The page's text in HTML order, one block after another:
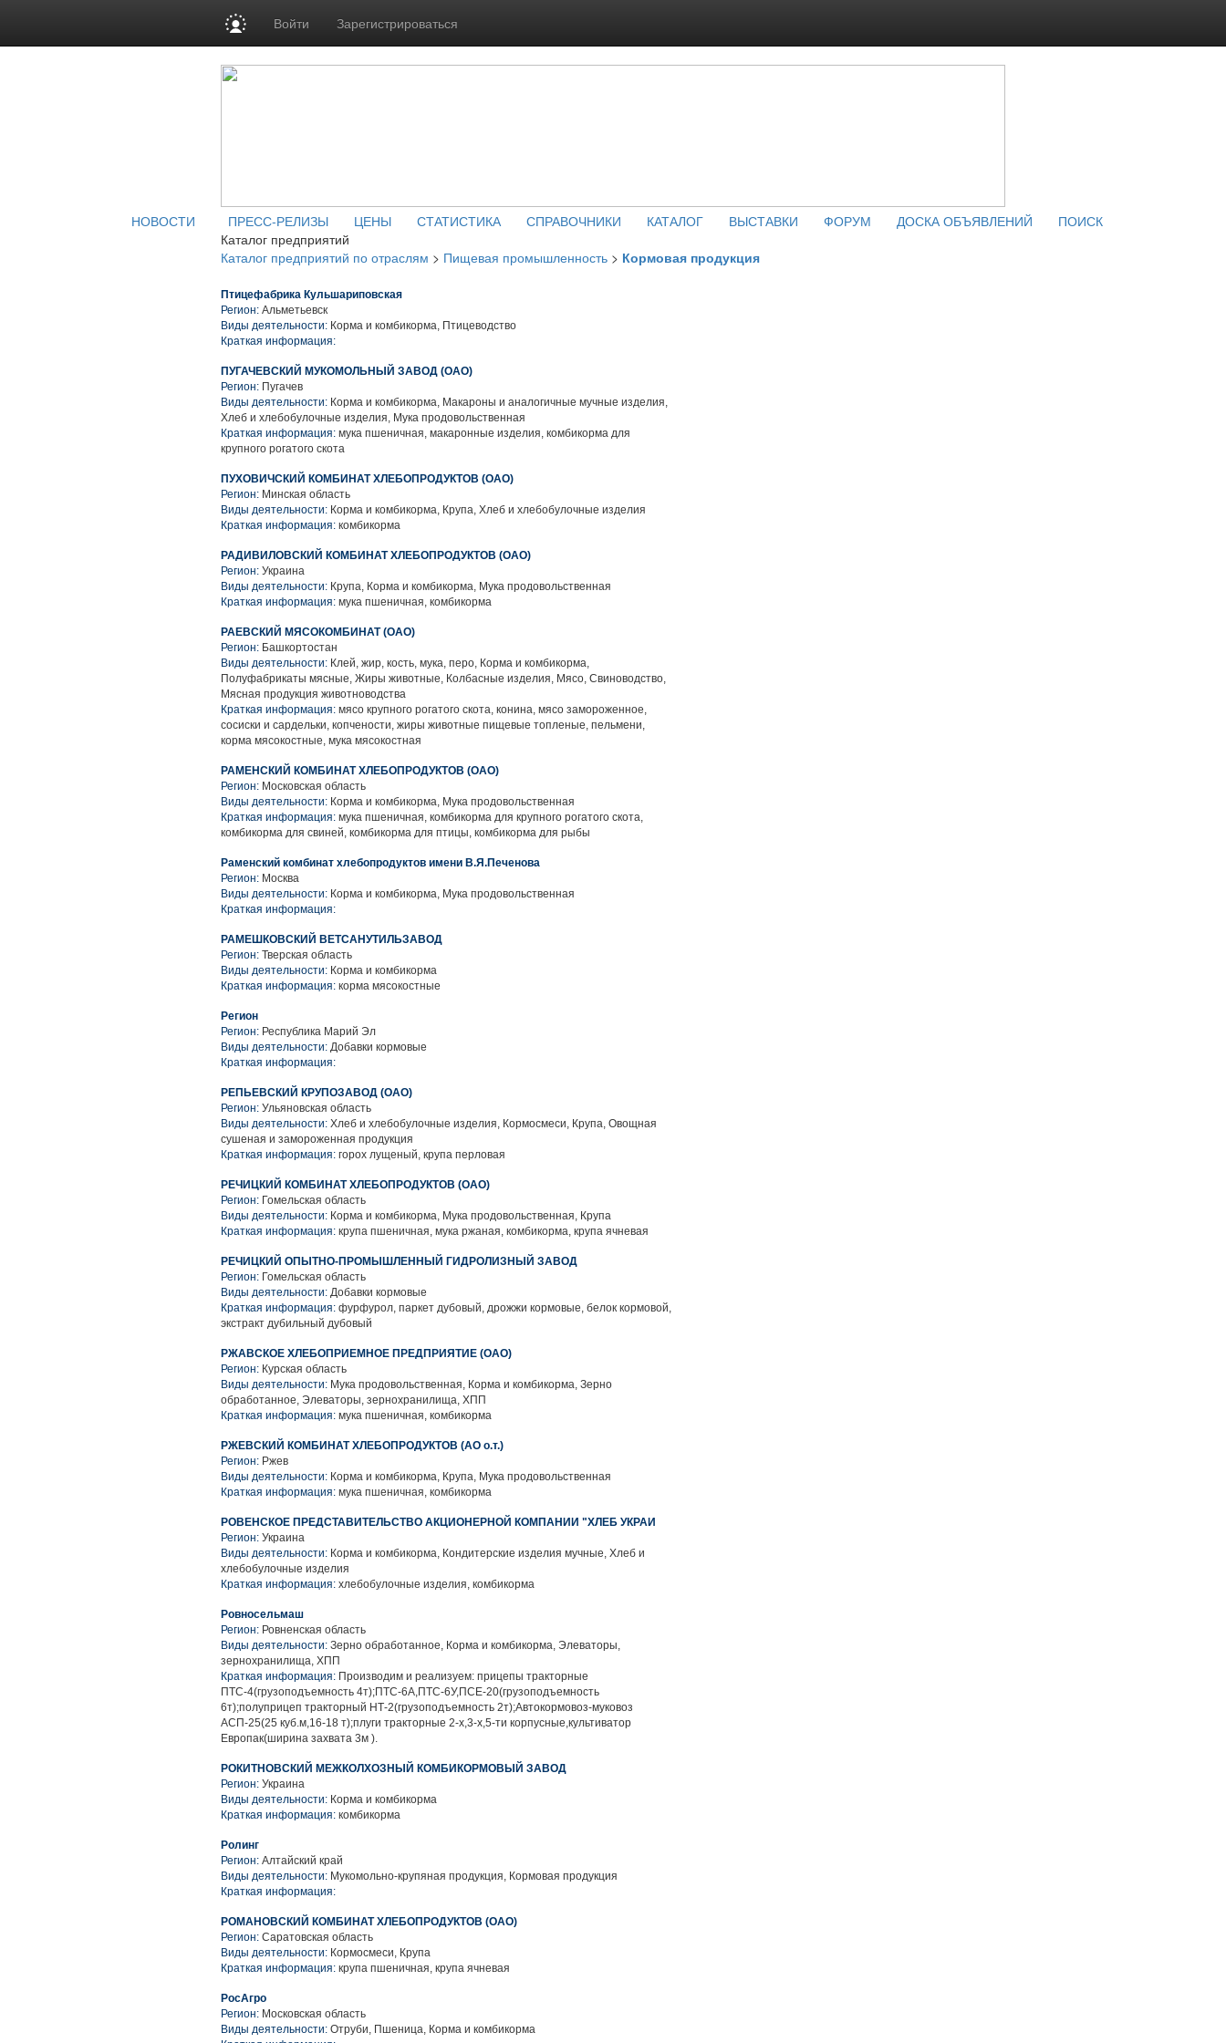
Войти Зарегистрироваться
НОВОСТИ ПРЕСС-РЕЛИЗЫ ЦЕНЫ СТАТИСТИКА СПРАВОЧНИКИ КАТАЛОГ ВЫСТАВКИ ФОРУМ ДОСКА ОБЪЯВЛЕНИЙ
ПОИСК
Каталог предприятий
Каталог предприятий по отраслям > Пищевая промышленность > Кормовая продукция
Птицефабрика Кульшариповская
Регион: Альметьевск
Виды деятельности: Корма и комбикорма, Птицеводство
Краткая информация:
ПУГАЧЕВСКИЙ МУКОМОЛЬНЫЙ ЗАВОД (ОАО)
Регион: Пугачев
Виды деятельности: Корма и комбикорма, Макароны и аналогичные мучные изделия,
Хлеб и хлебобулочные изделия, Мука продовольственная
Краткая информация: мука пшеничная, макаронные изделия, комбикорма для
крупного рогатого скота
ПУХОВИЧСКИЙ КОМБИНАТ ХЛЕБОПРОДУКТОВ (ОАО)
Регион: Минская область
Виды деятельности: Корма и комбикорма, Крупа, Хлеб и хлебобулочные изделия
Краткая информация: комбикорма
РАДИВИЛОВСКИЙ КОМБИНАТ ХЛЕБОПРОДУКТОВ (ОАО)
Регион: Украина
Виды деятельности: Крупа, Корма и комбикорма, Мука продовольственная
Краткая информация: мука пшеничная, комбикорма
РАЕВСКИЙ МЯСОКОМБИНАТ (ОАО)
Регион: Башкортостан
Виды деятельности: Клей, жир, кость, мука, перо, Корма и комбикорма,
Полуфабрикаты мясные, Жиры животные, Колбасные изделия, Мясо, Свиноводство,
Мясная продукция животноводства
Краткая информация: мясо крупного рогатого скота, конина, мясо замороженное,
сосиски и сардельки, копчености, жиры животные пищевые топленые, пельмени,
корма мясокостные, мука мясокостная
РАМЕНСКИЙ КОМБИНАТ ХЛЕБОПРОДУКТОВ (ОАО)
Регион: Московская область
Виды деятельности: Корма и комбикорма, Мука продовольственная
Краткая информация: мука пшеничная, комбикорма для крупного рогатого скота,
комбикорма для свиней, комбикорма для птицы, комбикорма для рыбы
Раменский комбинат хлебопродуктов имени В.Я.Печенова
Регион: Москва
Виды деятельности: Корма и комбикорма, Мука продовольственная
Краткая информация:
РАМЕШКОВСКИЙ ВЕТСАНУТИЛЬЗАВОД
Регион: Тверская область
Виды деятельности: Корма и комбикорма
Краткая информация: корма мясокостные
Регион
Регион: Республика Марий Эл
Виды деятельности: Добавки кормовые
Краткая информация:
РЕПЬЕВСКИЙ КРУПОЗАВОД (ОАО)
Регион: Ульяновская область
Виды деятельности: Хлеб и хлебобулочные изделия, Кормосмеси, Крупа, Овощная
сушеная и замороженная продукция
Краткая информация: горох лущеный, крупа перловая
РЕЧИЦКИЙ КОМБИНАТ ХЛЕБОПРОДУКТОВ (ОАО)
Регион: Гомельская область
Виды деятельности: Корма и комбикорма, Мука продовольственная, Крупа
Краткая информация: крупа пшеничная, мука ржаная, комбикорма, крупа ячневая
РЕЧИЦКИЙ ОПЫТНО-ПРОМЫШЛЕННЫЙ ГИДРОЛИЗНЫЙ ЗАВОД
Регион: Гомельская область
Виды деятельности: Добавки кормовые
Краткая информация: фурфурол, паркет дубовый, дрожжи кормовые, белок кормовой,
экстракт дубильный дубовый
РЖАВСКОЕ ХЛЕБОПРИЕМНОЕ ПРЕДПРИЯТИЕ (ОАО)
Регион: Курская область
Виды деятельности: Мука продовольственная, Корма и комбикорма, Зерно
обработанное, Элеваторы, зернохранилища, ХПП
Краткая информация: мука пшеничная, комбикорма
РЖЕВСКИЙ КОМБИНАТ ХЛЕБОПРОДУКТОВ (АО о.т.)
Регион: Ржев
Виды деятельности: Корма и комбикорма, Крупа, Мука продовольственная
Краткая информация: мука пшеничная, комбикорма
РОВЕНСКОЕ ПРЕДСТАВИТЕЛЬСТВО АКЦИОНЕРНОЙ КОМПАНИИ "ХЛЕБ УКРАИ
Регион: Украина
Виды деятельности: Корма и комбикорма, Кондитерские изделия мучные, Хлеб и
хлебобулочные изделия
Краткая информация: хлебобулочные изделия, комбикорма
Ровносельмаш
Регион: Ровненская область
Виды деятельности: Зерно обработанное, Корма и комбикорма, Элеваторы,
зернохранилища, ХПП
Краткая информация: Производим и реализуем: прицепы тракторные
ПТС-4(грузоподъемность 4т);ПТС-6А,ПТС-6У,ПСЕ-20(грузоподъемность
6т);полуприцеп тракторный НТ-2(грузоподъемность 2т);Автокормовоз-муковоз
АСП-25(25 куб.м,16-18 т);плуги тракторные 2-х,3-х,5-ти корпусные,культиватор
Европак(ширина захвата 3м ).
РОКИТНОВСКИЙ МЕЖКОЛХОЗНЫЙ КОМБИКОРМОВЫЙ ЗАВОД
Регион: Украина
Виды деятельности: Корма и комбикорма
Краткая информация: комбикорма
Ролинг
Регион: Алтайский край
Виды деятельности: Мукомольно-крупяная продукция, Кормовая продукция
Краткая информация:
РОМАНОВСКИЙ КОМБИНАТ ХЛЕБОПРОДУКТОВ (ОАО)
Регион: Саратовская область
Виды деятельности: Кормосмеси, Крупа
Краткая информация: крупа пшеничная, крупа ячневая
РосАгро
Регион: Московская область
Виды деятельности: Отруби, Пшеница, Корма и комбикорма